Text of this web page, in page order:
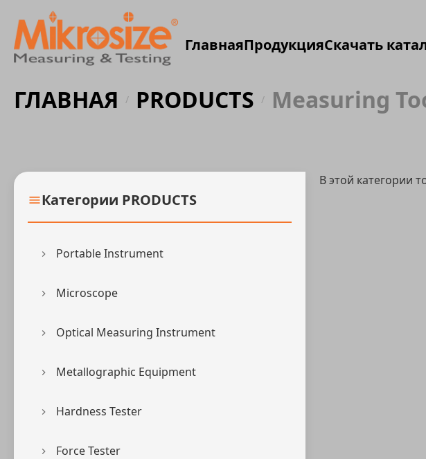
ГлавнаяПродукцияСкачать
ГЛАВНАЯ / PRODUCTS / Measuring
Категории PRODUCTS
Portable Instrument
Microscope
Optical Measuring Instrument
Metallographic Equipment
Hardness Tester
Force Tester
В этой категории